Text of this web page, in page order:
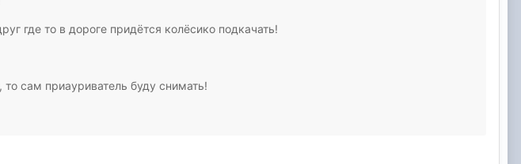
где то в дороге придётся колёсико подкачать!
сам приауриватель буду снимать!